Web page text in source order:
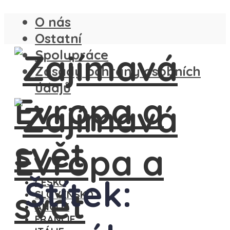
O nás
Ostatní
Spolupráce
Zásady ochrany osobních
údajů
ČESKO
SLOVENSKO
ANGLIE
FRANCIE
Štítek: